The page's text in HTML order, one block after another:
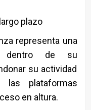
plazo
representa una
dentro de su
su actividad
plataformas
en altura.